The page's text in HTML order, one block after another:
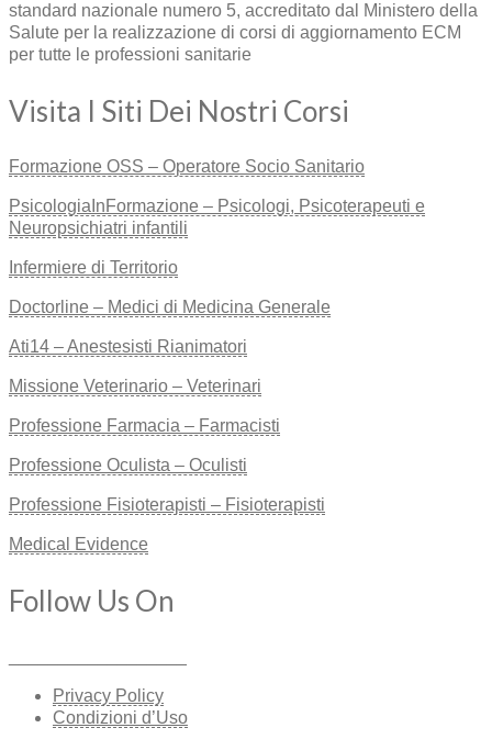
standard nazionale numero 5, accreditato dal Ministero della
Salute per la realizzazione di corsi di aggiornamento ECM
per tutte le professioni sanitarie
Visita I Siti Dei Nostri Corsi
Formazione OSS – Operatore Socio Sanitario
PsicologiaInFormazione – Psicologi, Psicoterapeuti e
Neuropsichiatri infantili
Infermiere di Territorio
Doctorline – Medici di Medicina Generale
Ati14 – Anestesisti Rianimatori
Missione Veterinario – Veterinari
Professione Farmacia – Farmacisti
Professione Oculista – Oculisti
Professione Fisioterapisti – Fisioterapisti
Medical Evidence
Follow Us On
Privacy Policy
Condizioni d’Uso